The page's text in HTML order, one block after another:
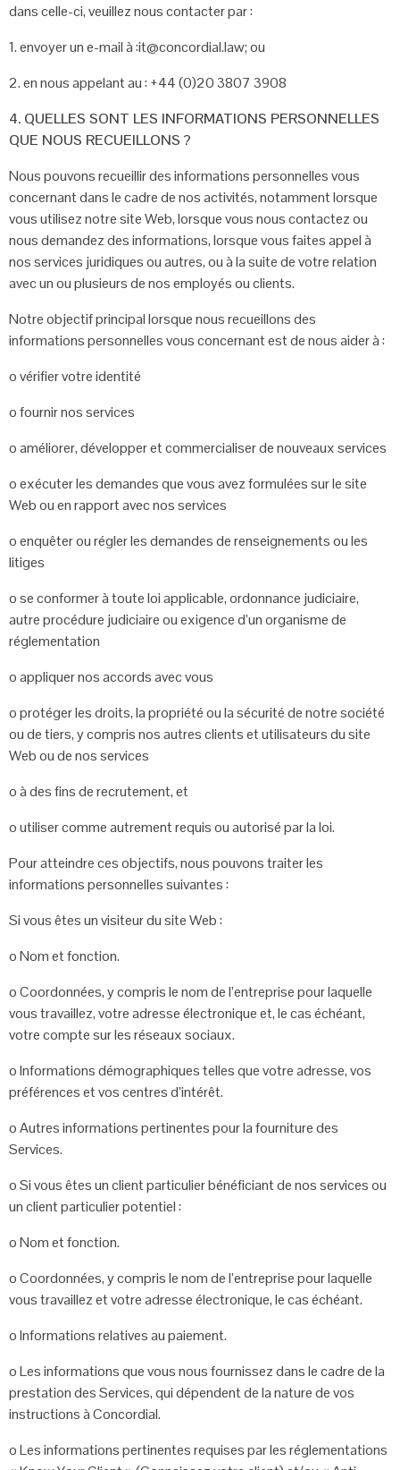
dans celle-ci, veuillez nous contacter par :
1. envoyer un e-mail à :it@concordial.law; ou
2. en nous appelant au : +44 (0)20 3807 3908
4. QUELLES SONT LES INFORMATIONS PERSONNELLES
QUE NOUS RECUEILLONS ?
Nous pouvons recueillir des informations personnelles vous
concernant dans lecadre de nos activités, notamment lorsque
vous utilisez notre site Web, lorsque vousnous contactez ou
nous demandez des informations, lorsque vous faites appel à
nosservices juridiques ou autres, ou à la suite de votre relation
avec un ou plusieurs denos employés ou clients.
Notre objectif principal lorsque nous recueillons des
informations personnelles vousconcernant est de nous aider à :
ovérifier votre identité
ofournir nos services
oaméliorer, développer et commercialiser de nouveaux services
oexécuter les demandes que vous avez formulées sur le site
Web ou en rapportavec nos services
oenquêter ou régler les demandes de renseignements ou les
litiges
ose conformer à toute loi applicable, ordonnance judiciaire,
autre procédure judiciaire ou exigence d’un organisme de
réglementation
oappliquer nos accords avec vous
oprotéger les droits, la propriété ou la sécurité de notre société
ou de tiers, ycompris nos autres clients et utilisateurs du site
Web ou de nos services
oà des fins de recrutement, et
outiliser comme autrement requis ou autorisé par la loi.
Pour atteindre ces objectifs, nous pouvons traiter les
informations personnellessuivantes :
Si vous êtes un visiteur du site Web :
oNom et fonction.
oCoordonnées, y compris le nom de l’entreprise pour laquelle
vous travaillez,votre adresse électronique et, le cas échéant,
votre compte sur les réseauxsociaux.
oInformations démographiques telles que votre adresse, vos
préférences et voscentres d’intérêt.
oAutres informations pertinentes pour la fourniture des
Services.
oSi vous êtes un client particulier bénéficiant de nos services ou
un clientparticulier potentiel :
oNom et fonction.
oCoordonnées, y compris le nom de l’entreprise pour laquelle
vous travaillez etvotre adresse électronique, le cas échéant.
oInformations relatives au paiement.
oLes informations que vous nous fournissez dans le cadre de la
prestation desServices, qui dépendent de la nature de vos
instructions à Concordial.
oLes informations pertinentes requises par les réglementations